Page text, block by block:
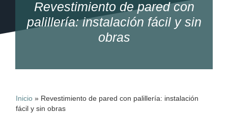
Revestimiento de pared con
palillería: instalación fácil y sin
obras
Inicio » Revestimiento de pared con palillería: instalación
fácil y sin obras